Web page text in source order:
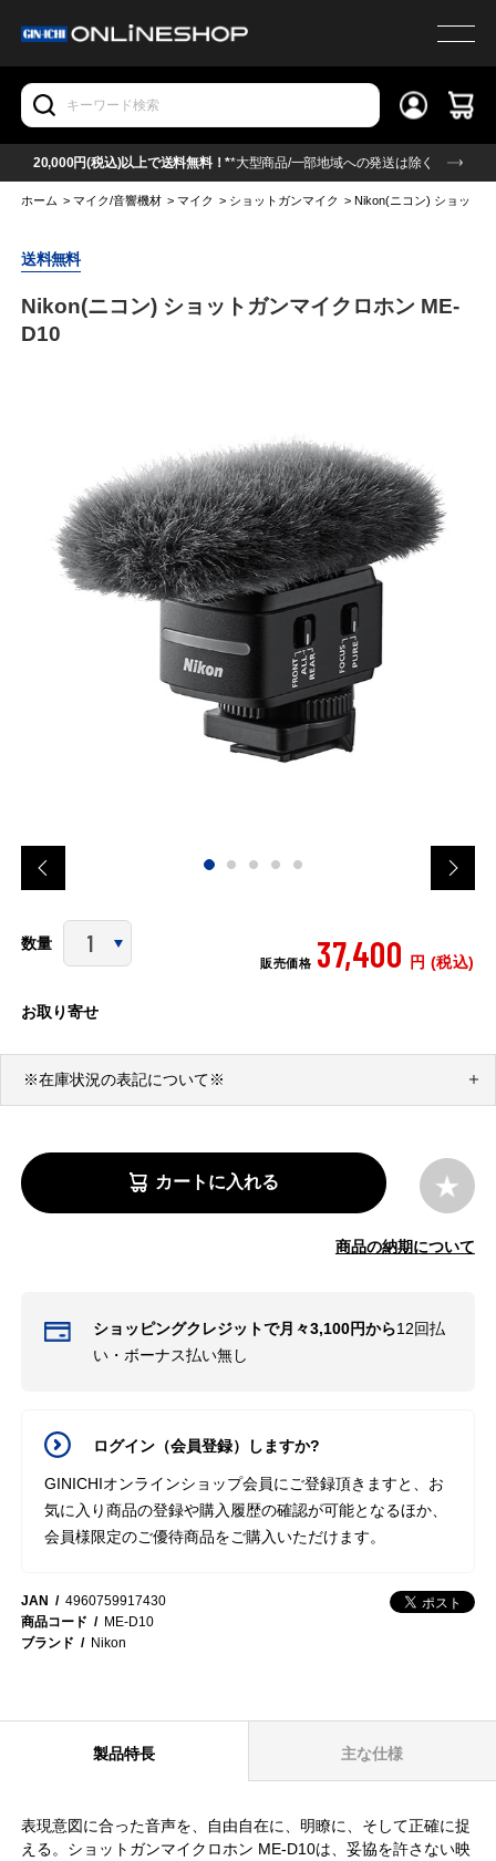
20,000円(税込)以上で送料無料！**大型商品/一部地域への発送は除く
ホーム >マイク/音響機材 >マイク > ショットガンマイク >Nikon(ニコン) ショット
送料無料
Nikon(ニコン) ショットガンマイクロホン ME-
D10
数量
販売価格 37,400 円 (税込)
お取り寄せ
※在庫状況の表記について※
カートに入れる
商品の納期について
ショッピングクレジットで月々3,100円から12回払
い・ボーナス払い無し
ログイン（会員登録）しますか?
GINICHIオンラインショップ会員にご登録頂きますと、お
気に入り商品の登録や購入履歴の確認が可能となるほか、
会員様限定のご優待商品をご購入いただけます。
JAN
4960759917430
商品コード
ME-D10
ブランド
Nikon
製品特長 主な仕様
表現意図に合った音声を、自由自在に、明瞭に、そして正確に捉
える。ショットガンマイクロホン ME-D10は、妥協を許さない映